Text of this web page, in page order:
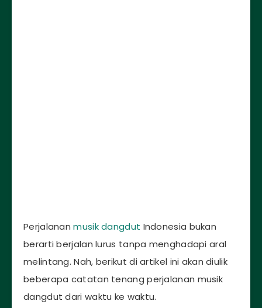
Perjalananmusik dangdut Indonesia bukan
berarti berjalan lurus tanpa menghadapi aral
melintang. Nah, berikut di artikel ini akan diulik
beberapa catatan tenang perjalanan musik
dangdut dari waktu ke waktu.